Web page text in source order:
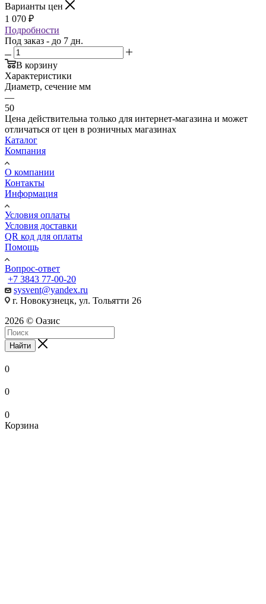
Варианты цен
1 070 ₽
Подробности
Под заказ - до 7 дн.
В корзину
Характеристики
Диаметр, сечение мм
—
50
Цена действительна только для интернет-магазина и может
отличаться от цен в розничных магазинах
Каталог
Компания
О компании
Контакты
Информация
Условия оплаты
Условия доставки
QR код для оплаты
Помощь
Вопрос-ответ
+7 3843 77-00-20
sysvent@yandex.ru
г. Новокузнецк, ул. Тольятти 26
2026 © Оазис
Найти
0
0
0
Корзина